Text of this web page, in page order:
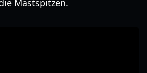
Mastspitzen.